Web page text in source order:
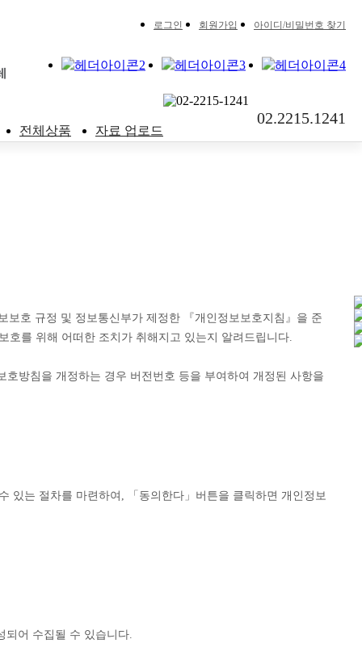
로그인 회원가입 아이디/비밀번호 찾기
전체상품 자료 업로드
02.2215.1241
호 규정 및 정보통신부가 제정한 『개인정보보호지침』을 준
호를 위해 어떠한 조치가 취해지고 있는지 알려드립니다.
방침을 개정하는 경우 버전번호 등을 부여하여 개정된 사항을
있는 절차를 마련하여, 「동의한다」버튼을 클릭하면 개인정보
되어 수집될 수 있습니다.